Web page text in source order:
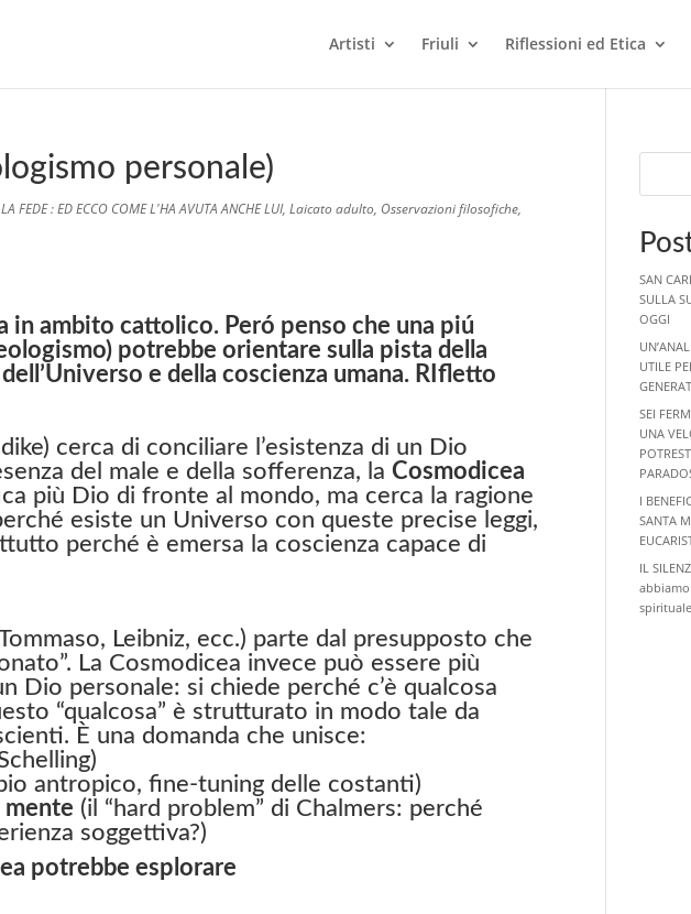
Artisti Friuli Riflessioni ed Etica
personale)
LA FEDE : ED ECCO COME L'HA AVUTA ANCHE LUI, Laicato adulto, Osservazioni filosofiche,
in ambito cattolico. Peró penso che una piú
potrebbe orientare sulla pista della
e della coscienza umana. RIfletto
cerca di conciliare l’esistenza di un Dio
del male e della sofferenza, la Cosmodicea
più Dio di fronte al mondo, ma cerca la ragione
esiste un Universo con queste precise leggi,
perché è emersa la coscienza capace di
Leibniz, ecc.) parte dal presupposto che
La Cosmodicea invece può essere più
Dio personale: si chiede perché c’è qualcosa
“qualcosa” è strutturato in modo tale da
È una domanda che unisce:
antropico, fine-tuning delle costanti)
mente (il “hard problem” di Chalmers: perché
soggettiva?)
potrebbe esplorare
SAN
SULLA
OGGI
UTILE
SEI
UNA
I
SANTA
IL
spirituale